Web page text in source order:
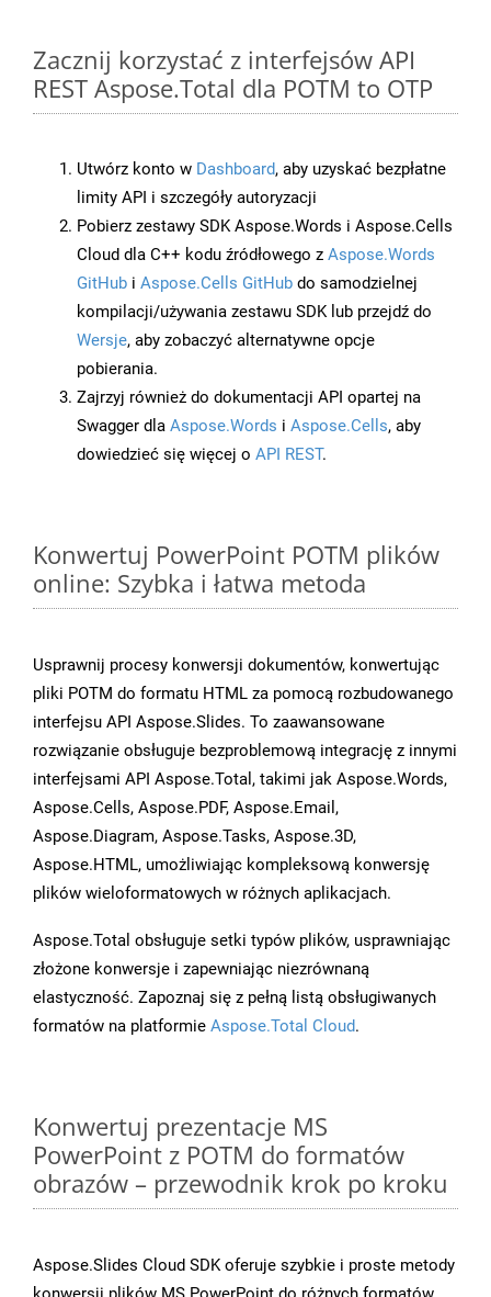
Zacznij korzystać z interfejsów API
REST Aspose.Total dla POTM to OTP
Utwórz konto w Dashboard, aby uzyskać bezpłatne
limity API i szczegóły autoryzacji
Pobierz zestawy SDK Aspose.Words i Aspose.Cells
Cloud dla C++ kodu źródłowego z Aspose.Words
GitHub i Aspose.Cells GitHub do samodzielnej
kompilacji/używania zestawu SDK lub przejdź do
Wersje, aby zobaczyć alternatywne opcje
pobierania.
Zajrzyj również do dokumentacji API opartej na
Swagger dla Aspose.Words i Aspose.Cells, aby
dowiedzieć się więcej o API REST.
Konwertuj PowerPoint POTM plików
online: Szybka i łatwa metoda
Usprawnij procesy konwersji dokumentów, konwertując
pliki POTM do formatu HTML za pomocą rozbudowanego
interfejsu API Aspose.Slides. To zaawansowane
rozwiązanie obsługuje bezproblemową integrację z innymi
interfejsami API Aspose.Total, takimi jak Aspose.Words,
Aspose.Cells, Aspose.PDF, Aspose.Email,
Aspose.Diagram, Aspose.Tasks, Aspose.3D,
Aspose.HTML, umożliwiając kompleksową konwersję
plików wieloformatowych w różnych aplikacjach.
Aspose.Total obsługuje setki typów plików, usprawniając
złożone konwersje i zapewniając niezrównaną
elastyczność. Zapoznaj się z pełną listą obsługiwanych
formatów na platformie Aspose.Total Cloud.
Konwertuj prezentacje MS
PowerPoint z POTM do formatów
obrazów – przewodnik krok po kroku
Aspose.Slides Cloud SDK oferuje szybkie i proste metody